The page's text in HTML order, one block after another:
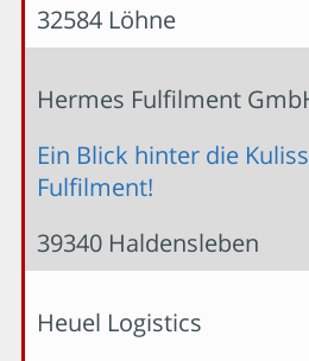
32584 Löhne
Hermes Fulfilment
Ein Blick hinter die
Fulfilment!
39340 Haldensleben
Heuel Logistics